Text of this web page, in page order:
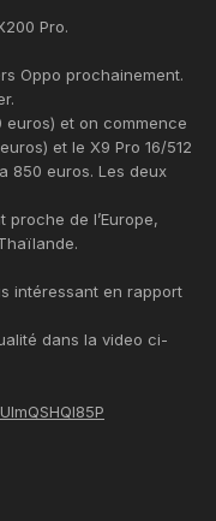
Pro.
Oppo prochainement.
euros) et on commence
et le X9 Pro 16/512
850 euros. Les deux
de l’Europe,
intéressant en rapport
dans la video ci-